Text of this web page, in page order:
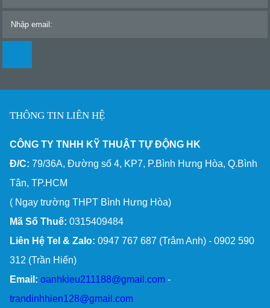
THÔNG TIN LIÊN HỆ
CÔNG TY TNHH KỸ THUẬT TỰ ĐỘNG HK
Đ/C:79/36A, Đường số 4, KP7, P.Bình Hưng Hòa, Q.Bình
Tân, TP.HCM
( Ngay trường THPT Bình Hưng Hòa)
Mã Số Thuế:0315409484
Liên Hệ Tel & Zalo:0947 767 687 (Trâm Anh) - 0902 590
312 (Trần Hiến)
Email:oanhkieu211188@gmail.com -
trandinhhien128@gmail.com